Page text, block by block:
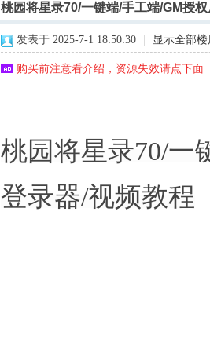
桃园将星录70/一键端/手工端/GM授
发表于 2025-7-1 18:50:30 显示全部楼
购买前注意看介绍，资源失效请点下
桃园将星录70/一
登录器/视频教程